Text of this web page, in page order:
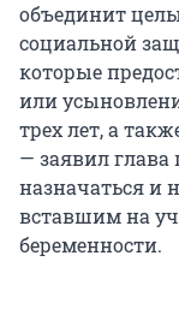
объединит
социальной
которые
или
трех лет, а
— заявил глава
назначаться
вставшим на
беременности.